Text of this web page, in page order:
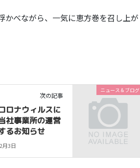
かべながら、一気に恵方巻を召し上が
ニュース＆ブログ
次の記事
ロナウィルスに
社事業所の運営
るお知らせ
月3日